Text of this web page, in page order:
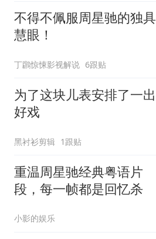
不得不佩服周星驰的独具
慧眼！
丁鸊惊悚影视解说 6跟贴
为了这块儿表安排了一出
好戏
黑衬衫剪辑 1跟贴
重温周星驰经典粤语片
段，每一帧都是回忆杀
小影的娱乐